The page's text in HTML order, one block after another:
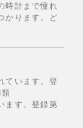
時計まで憧れ
かります。ど
ています。登
ます。登録第